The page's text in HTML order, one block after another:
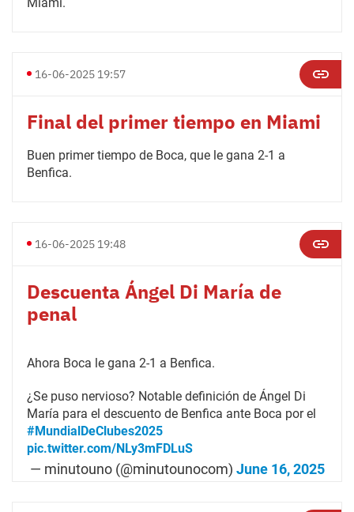
16-06-2025 19:57
Final del primer tiempo en Miami
Buen primer tiempo de Boca, que le gana 2-1 a
Benfica.
16-06-2025 19:48
Descuenta Ángel Di María de
penal
Ahora Boca le gana 2-1 a Benfica.
¿Se puso nervioso? Notable definición de Ángel Di
María para el descuento de Benfica ante Boca por el
#MundialDeClubes2025
pic.twitter.com/NLy3mFDLuS
— minutouno (@minutounocom) June 16, 2025